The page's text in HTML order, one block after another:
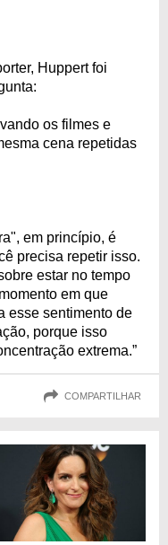
Huppert foi
os filmes e
cena repetidas
em princípio, é
precisa repetir isso.
estar no tempo
em que
esse sentimento de
porque isso
extrema.”
COMPARTILHAR